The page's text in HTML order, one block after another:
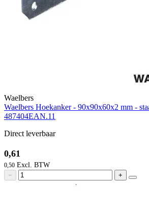
Waelbers
Waelbers Hoekanker - 90x90x60x2 mm -
487404EAN.11
Direct leverbaar
0,61
0,50
− +